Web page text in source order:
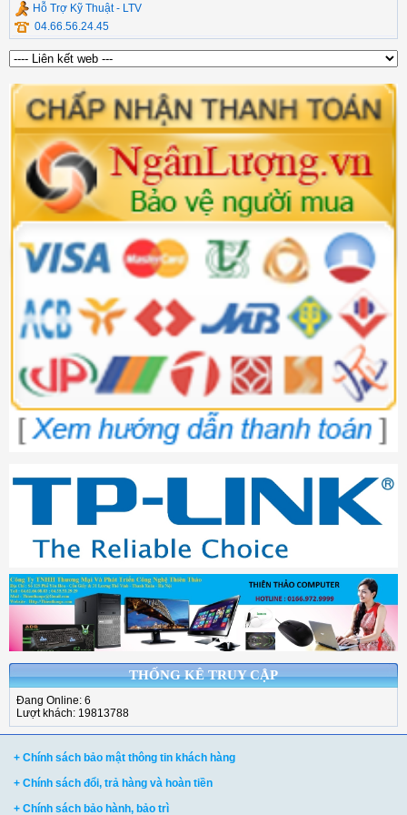
Hỗ Trợ Kỹ Thuật - LTV
04.66.56.24.45
THỐNG KÊ TRUY CẬP
Đang Online: 6
Lượt khách: 19813788
+ Chính sách bảo mật thông tin khách hàng
+ Chính sách đổi, trả hàng và hoàn tiền
+ Chính sách bảo hành, bảo trì